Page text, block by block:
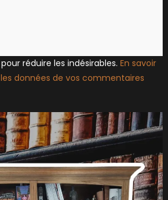
réduire les indésirables. En savoir
données de vos commentaires